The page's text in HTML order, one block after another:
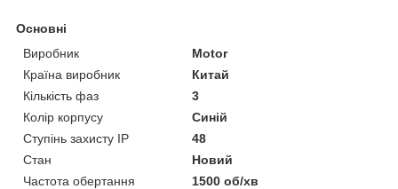
Основні
Виробник
Motor
Країна виробник
Китай
Кількість фаз
3
Колір корпусу
Синій
Ступінь захисту IP
48
Стан
Новий
Частота обертання
1500 об/хв